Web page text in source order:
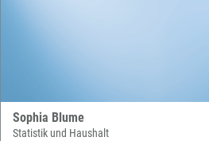
Sophia Blume
Statistik und Haushalt